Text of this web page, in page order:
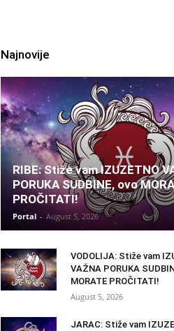
Najnovije
RIBE: Stiže vam IZUZETNO
PORUKA SUDBINE, ovo
PROČITATI!
Portal - August 5, 2026
VODOLIJA: Stiže vam
VAŽNA PORUKA
MORATE PROČITATI!
August 5, 2026
JARAC: Stiže vam